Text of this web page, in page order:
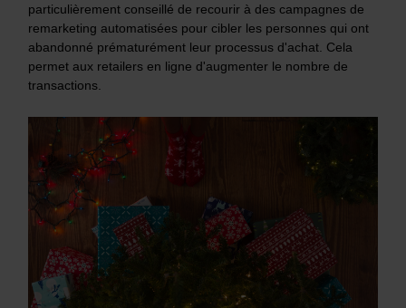
particulièrement conseillé de recourir à des campagnes de
remarketing automatisées pour cibler les personnes qui ont
abandonné prématurément leur processus d'achat. Cela
permet aux retailers en ligne d'augmenter le nombre de
transactions.